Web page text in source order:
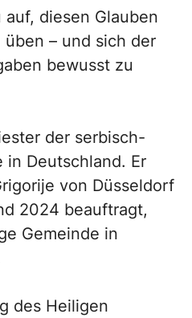
diesen Glauben
– und sich der
bewusst zu
der serbisch-
in Deutschland. Er
von Düsseldorf
2024 beauftragt,
Gemeinde in
des Heiligen